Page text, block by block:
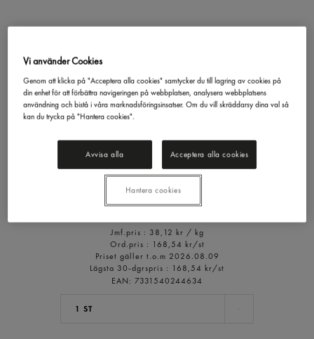
Ida Storkök2,5kg
95,29 kr/st
Inkl. moms
Jmf.pris : 38,12 kr / kg
Ord.pris : 168,54 kr/st
Priset gäller t.o.m 2026.08.09
Lägsta 30-dgrspris : 168,54 kr/st
EAN: 7331540244634
1 ST
Vi använder Cookies
Genom att klicka på "Acceptera alla cookies" samtycker du till lagring av cookies på
din enhet för att förbättra navigeringen på webbplatsen, analysera webbplatsens
användning och bistå i våra marknadsföringsinsatser. Om du vill skräddarsy dina val så
kan du trycka på "Hantera cookies".
Avvisa alla Acceptera alla cookies
Hantera cookies